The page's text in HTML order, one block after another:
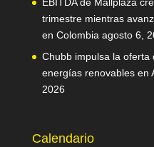
trimestre mientras
en Colombia agosto 6,
Chubb impulsa la
energías renovables en
2026
Calendario